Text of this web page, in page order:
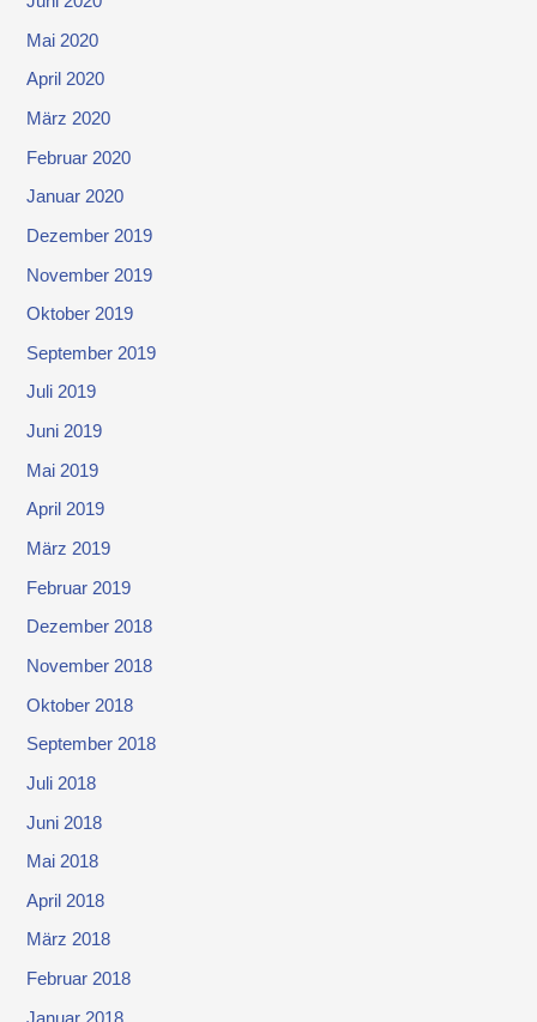
Mai 2020
April 2020
März 2020
Februar 2020
Januar 2020
Dezember 2019
November 2019
Oktober 2019
September 2019
Juli 2019
Juni 2019
Mai 2019
April 2019
März 2019
Februar 2019
Dezember 2018
November 2018
Oktober 2018
September 2018
Juli 2018
Juni 2018
Mai 2018
April 2018
März 2018
Februar 2018
Januar 2018